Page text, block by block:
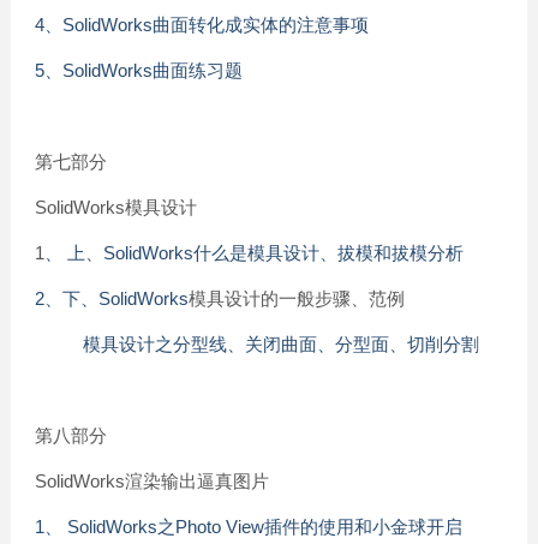
4、SolidWorks曲面转化成实体的注意事项
5、SolidWorks曲面练习题
第七部分
SolidWorks模具设计
1 、 上、SolidWorks什么是模具设计、拔模和拔模分析
2、下、SolidWorks模具设计的一般步骤、范例
模具设计之分型线、关闭曲面、分型面、切削分割
第八部分
SolidWorks渲染输出逼真图片
1、 SolidWorks之Photo View插件的使用和小金球开启